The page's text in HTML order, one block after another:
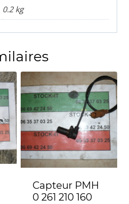
0.2 kg
Capteur PMH
0 261 210 160